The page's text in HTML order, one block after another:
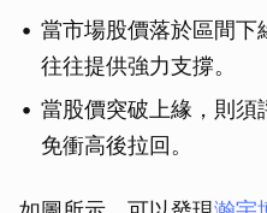
當市場股價落於區間下
往往提供強力支撐。
當股價突破上緣，則須
免衝高後拉回。